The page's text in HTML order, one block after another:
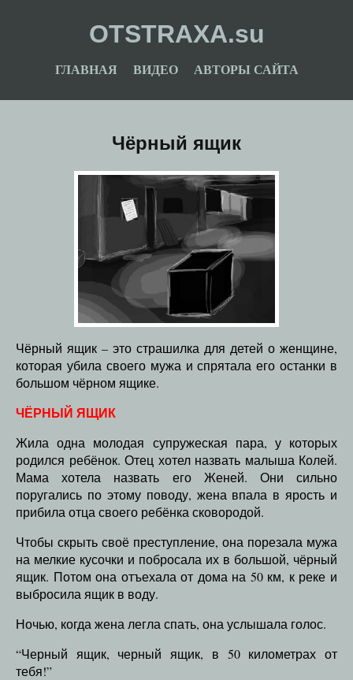
OTSTRAXA.su
ГЛАВНАЯ ВИДЕО АВТОРЫ САЙТА
Чёрный ящик
Чёрный ящик – это страшилка для детей о женщине,
которая убила своего мужа и спрятала его останки в
большом чёрном ящике.
ЧЁРНЫЙ ЯЩИК
Жила одна молодая супружеская пара, у которых
родился ребёнок. Отец хотел назвать малыша Колей.
Мама хотела назвать его Женей. Они сильно
поругались по этому поводу, жена впала в ярость и
прибила отца своего ребёнка сковородой.
Чтобы скрыть своё преступление, она порезала мужа
на мелкие кусочки и побросала их в большой, чёрный
ящик. Потом она отъехала от дома на 50 км, к реке и
выбросила ящик в воду.
Ночью, когда жена легла спать, она услышала голос.
“Черный ящик, черный ящик, в 50 километрах от
тебя!”